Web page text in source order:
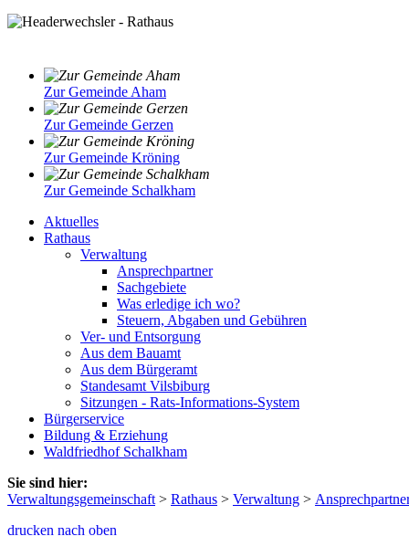
Zur Gemeinde Aham
Zur Gemeinde Gerzen
Zur Gemeinde Kröning
Zur Gemeinde Schalkham
Aktuelles
Rathaus
Verwaltung
Ansprechpartner
Sachgebiete
Was erledige ich wo?
Steuern, Abgaben und Gebühren
Ver- und Entsorgung
Aus dem Bauamt
Aus dem Bürgeramt
Standesamt Vilsbiburg
Sitzungen - Rats-Informations-System
Bürgerservice
Bildung & Erziehung
Waldfriedhof Schalkham
Sie sind hier:
Verwaltungsgemeinschaft > Rathaus > Verwaltung >
drucken nach oben